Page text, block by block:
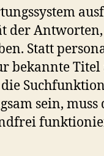
der
Statt
bekannte Titel
die
sein, muss